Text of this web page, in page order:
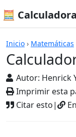
🧮
Inicio › Matemáticas
Autor: Henrick
Imprimir esta
Citar esto|